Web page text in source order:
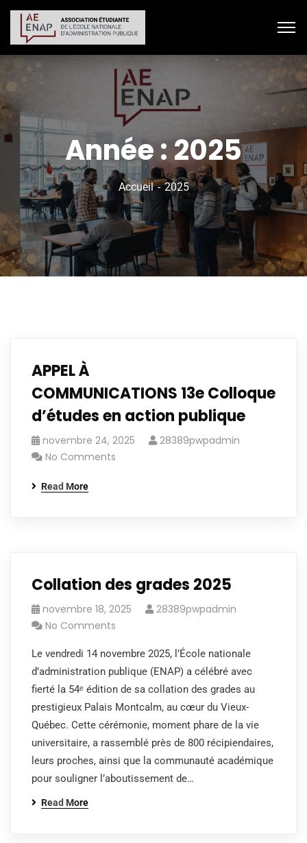
Année :2025
Accueil 2025
APPEL À
COMMUNICATIONS 13e Colloque
d’études en action publique
novembre 24, 2025
28389pwpadmin
No Comments
Read More
Collation des grades 2025
novembre 18, 2025
28389pwpadmin
No Comments
Le vendredi 14 novembre 2025, l’École nationale
d’administration publique (ENAP) a célébré avec
fierté la 54ᵉ édition de sa collation des grades au
prestigieux Palais Montcalm, au cœur du Vieux-
Québec. Cette cérémonie, moment phare de la vie
universitaire, a rassemblé près de 800 récipiendaires,
leurs proches, ainsi que la communauté académique
pour souligner l’aboutissement de…
Read More